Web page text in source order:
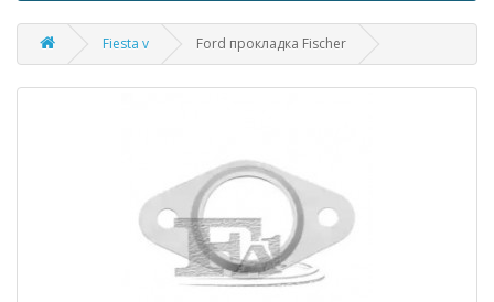
Fiesta v Ford прокладка Fischer